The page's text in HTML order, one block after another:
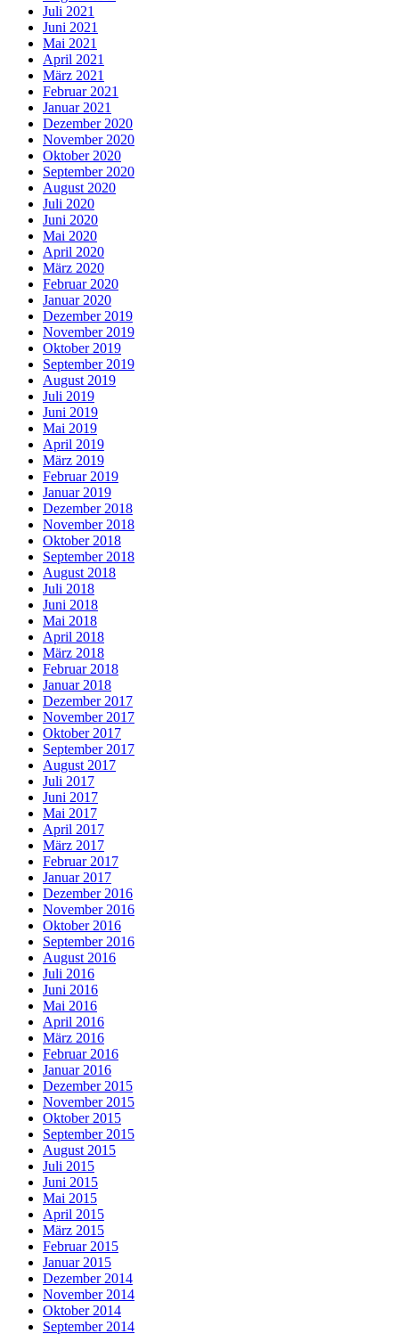
Juli 2021
Juni 2021
Mai 2021
April 2021
März 2021
Februar 2021
Januar 2021
Dezember 2020
November 2020
Oktober 2020
September 2020
August 2020
Juli 2020
Juni 2020
Mai 2020
April 2020
März 2020
Februar 2020
Januar 2020
Dezember 2019
November 2019
Oktober 2019
September 2019
August 2019
Juli 2019
Juni 2019
Mai 2019
April 2019
März 2019
Februar 2019
Januar 2019
Dezember 2018
November 2018
Oktober 2018
September 2018
August 2018
Juli 2018
Juni 2018
Mai 2018
April 2018
März 2018
Februar 2018
Januar 2018
Dezember 2017
November 2017
Oktober 2017
September 2017
August 2017
Juli 2017
Juni 2017
Mai 2017
April 2017
März 2017
Februar 2017
Januar 2017
Dezember 2016
November 2016
Oktober 2016
September 2016
August 2016
Juli 2016
Juni 2016
Mai 2016
April 2016
März 2016
Februar 2016
Januar 2016
Dezember 2015
November 2015
Oktober 2015
September 2015
August 2015
Juli 2015
Juni 2015
Mai 2015
April 2015
März 2015
Februar 2015
Januar 2015
Dezember 2014
November 2014
Oktober 2014
September 2014